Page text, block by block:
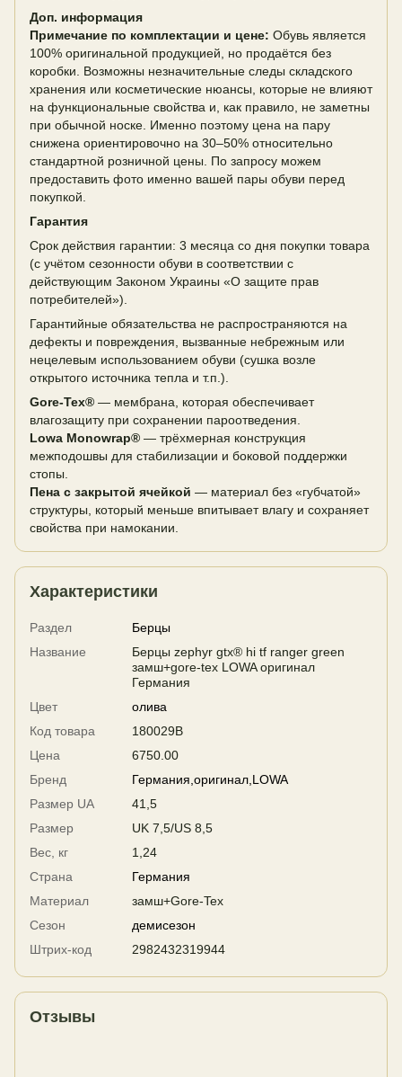
Доп. информация
Примечание по комплектации и цене: Обувь является
100% оригинальной продукцией, но продаётся без
коробки. Возможны незначительные следы складского
хранения или косметические нюансы, которые не влияют
на функциональные свойства и, как правило, не заметны
при обычной носке. Именно поэтому цена на пару
снижена ориентировочно на 30–50% относительно
стандартной розничной цены. По запросу можем
предоставить фото именно вашей пары обуви перед
покупкой.
Гарантия
Срок действия гарантии: 3 месяца со дня покупки товара
(с учётом сезонности обуви в соответствии с
действующим Законом Украины «О защите прав
потребителей»).
Гарантийные обязательства не распространяются на
дефекты и повреждения, вызванные небрежным или
нецелевым использованием обуви (сушка возле
открытого источника тепла и т.п.).
Gore-Tex® — мембрана, которая обеспечивает
влагозащиту при сохранении пароотведения.
Lowa Monowrap® — трёхмерная конструкция
межподошвы для стабилизации и боковой поддержки
стопы.
Пена с закрытой ячейкой — материал без «губчатой»
структуры, который меньше впитывает влагу и сохраняет
свойства при намокании.
Характеристики
Раздел
Берцы
Название
Берцы zephyr gtx® hi tf ranger green
замш+gore-tex LOWA оригинал
Германия
Цвет
олива
Код товара
180029B
Цена
6750.00
Бренд
Германия,оригинал,LOWA
Размер UA
41,5
Размер
UK 7,5/US 8,5
Вес, кг
1,24
Страна
Германия
Материал
замш+Gore-Tex
Сезон
демисезон
Штрих-код
2982432319944
Отзывы